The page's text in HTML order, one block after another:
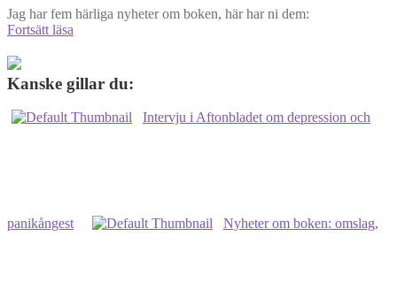
Jag har fem härliga nyheter om boken, här har ni dem:
Fortsätt läsa
och
depression
frågor
våra
Kanske gillar du:
Intervju i Aftonbladet om depression och
panikångest Nyheter om boken: omslag,